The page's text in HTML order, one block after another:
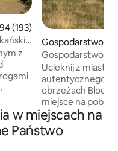
ocena: 4,94 na 5, liczba
(193)
z
tylko z
Gospodarstwo
zne w:
Gospodarstwo
Rust
Ucieknij z miasta i
autentycznego
obrzeżach
miejsce na pobyt,
bezpiecznej,
idealne dla tych,
się przy odgłosie
w miejscach na
Państwo